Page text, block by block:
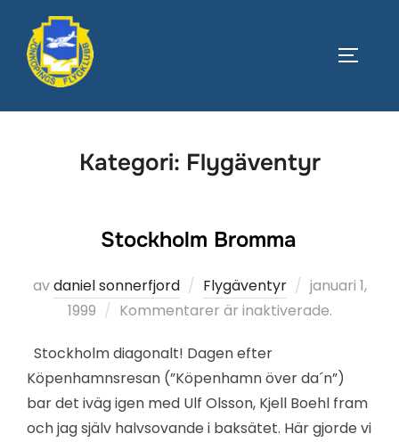
innehåll
SLÅ
Kategori: Flygäventyr
Stockholm Bromma
avdaniel sonnerfjord Flygäventyr
Publicerat
den
januari 1,
1999
Kommentarer är inaktiverade.
Stockholm diagonalt! Dagen efter
Köpenhamnsresan (”Köpenhamn över da´n”)
bar det iväg igen med Ulf Olsson, Kjell Boehl fram
och jag själv halvsovande i baksätet. Här gjorde vi